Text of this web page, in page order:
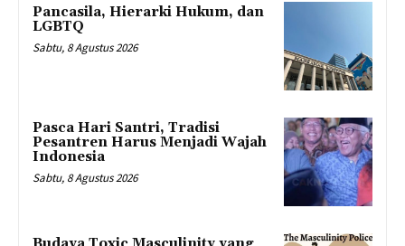
Pancasila, Hierarki Hukum, dan
LGBTQ
Sabtu, 8 Agustus 2026
Pasca Hari Santri, Tradisi
Pesantren Harus Menjadi Wajah
Indonesia
Sabtu, 8 Agustus 2026